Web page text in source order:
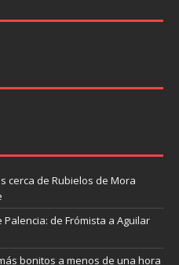
cerca de Rubielos de Mora
de Frómista a Aguilar
bonitos a menos de una hora